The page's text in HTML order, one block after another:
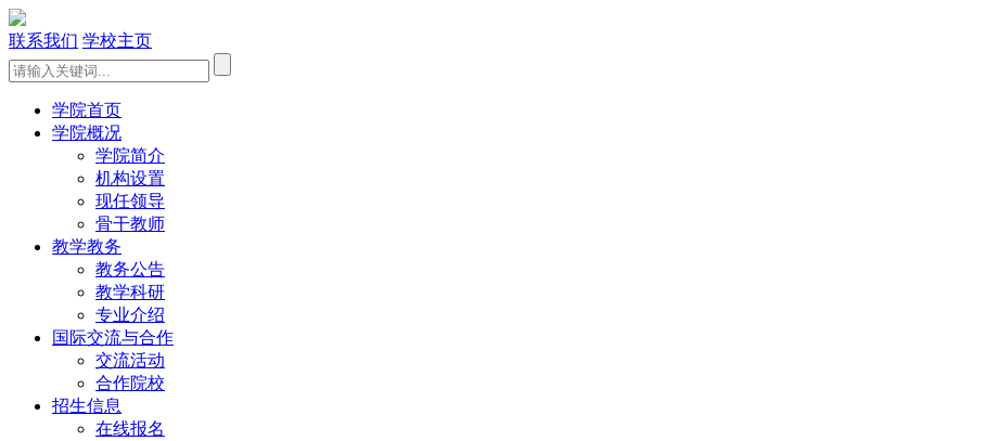
联系我们 学校主页
学院首页
学院概况
学院简介
机构设置
现任领导
骨干教师
教学教务
教务公告
教学科研
专业介绍
国际交流与合作
交流活动
合作院校
招生信息
在线报名